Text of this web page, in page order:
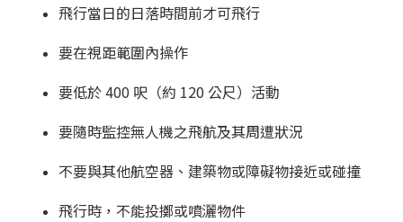
飛行當日的日落時間前才可飛行
要在視距範圍內操作
要低於 400 呎（約 120 公尺）活動
要隨時監控無人機之飛航及其周遭狀況
不要與其他航空器、建築物或障礙物接近或碰撞
飛行時，不能投擲或噴灑物件